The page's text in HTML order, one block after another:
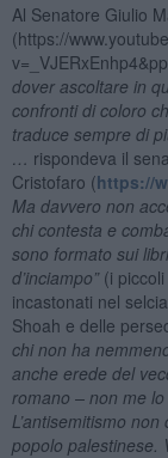
Al Senatore Giulio
(https://
dover ascoltare in
confronti di coloro
traduce sempre di
rispondeva il
Cristofaro (https://
Ma davvero non
chi contesta e
sono formato sui
d’inciampo”(i piccoli
incastonati nel
Shoah e delle
chi non ha
anche erede del
romano – non me
L’antisemitismo
popolo palestinese.